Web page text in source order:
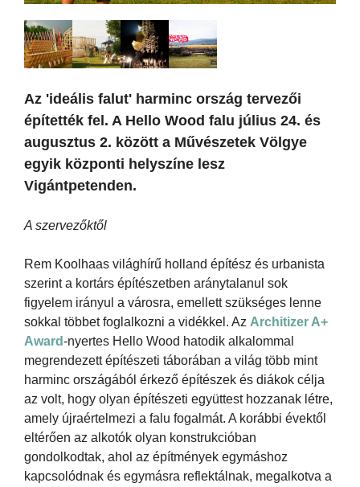
Az 'ideális falut' harminc ország tervezői
építették fel. A Hello Wood falu július 24. és
augusztus 2. között a Művészetek Völgye
egyik központi helyszíne lesz
Vigántpetenden.
A szervezőktől
Rem Koolhaas világhírű holland építész és urbanista
szerint a kortárs építészetben aránytalanul sok
figyelem irányul a városra, emellett szükséges lenne
sokkal többet foglalkozni a vidékkel. Az Architizer A+
Award-nyertes Hello Wood hatodik alkalommal
megrendezett építészeti táborában a világ több mint
harminc országából érkező építészek és diákok célja
az volt, hogy olyan építészeti együttest hozzanak létre,
amely újraértelmezi a falu fogalmát. A korábbi évektől
eltérően az alkotók olyan konstrukcióban
gondolkodtak, ahol az építmények egymáshoz
kapcsolódnak és egymásra reflektálnak, megalkotva a